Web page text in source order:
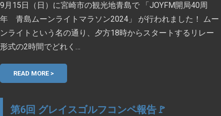
9月15日（日）に宮崎市の観光地青島で 「JOYFM開局40周
年 青島ムーンライトマラソン2024」 が行われました！ ムー
ンライトという名の通り、夕方18時からスタートするリレー
形式の2時間でどれく…
READ MORE >
第6回 グレイスゴルフコンペ報告🚩